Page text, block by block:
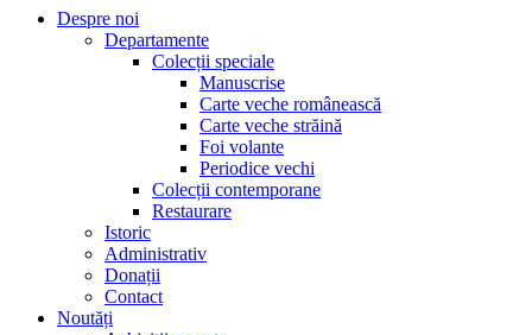
Despre noi
Departamente
Colecții speciale
Manuscrise
Carte veche românească
Carte veche străină
Foi volante
Periodice vechi
Colecții contemporane
Restaurare
Istoric
Administrativ
Donații
Contact
Noutăți